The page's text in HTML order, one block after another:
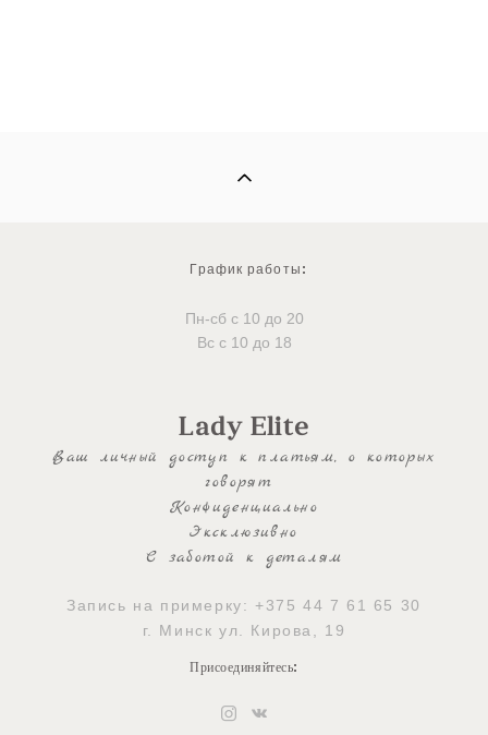
График работы :
Пн-сб с 10 до 20
Вс с 10 до 18
Lady Elite
Ваш личный доступ к платьям, о которых
говорят
Конфиденциально
Эксклюзивно
С заботой к деталям
Запись на примерку: +375 44 7 61 65 30
г. Минск ул. Кирова, 19
Присоединяйтесь: